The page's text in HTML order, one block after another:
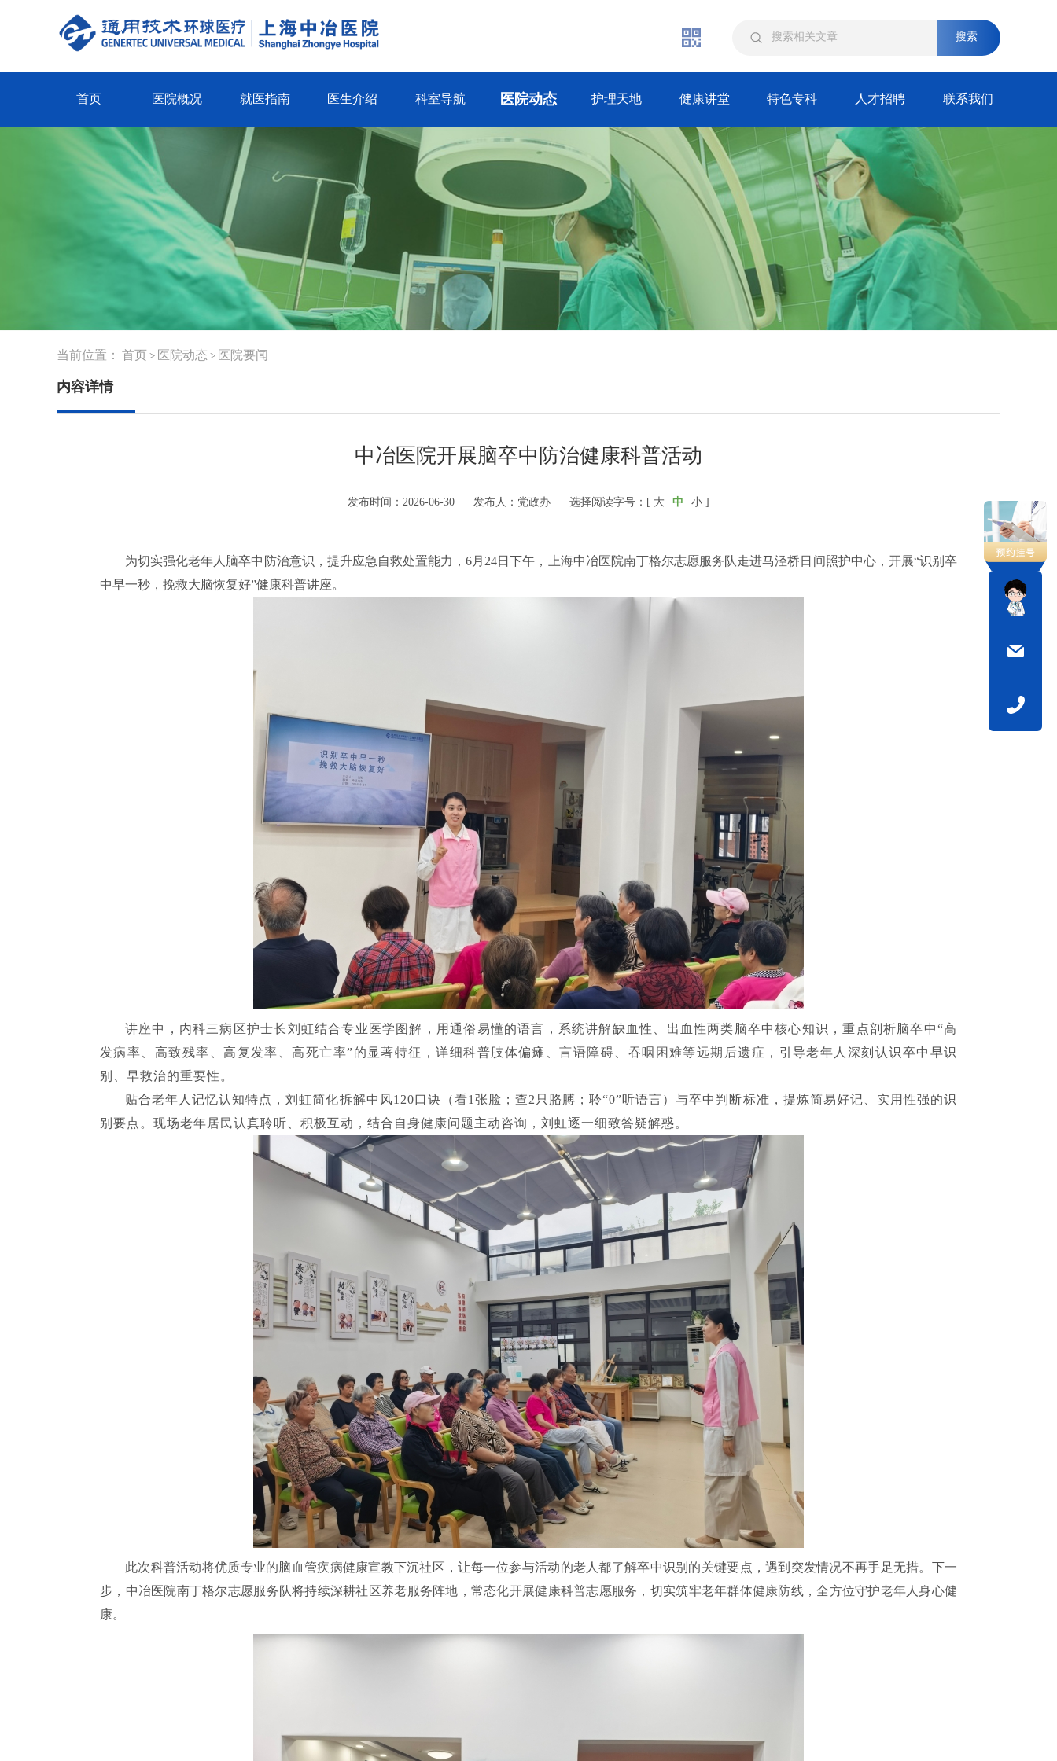
搜索
首页 医院概况 就医指南 医生介绍 科室导航 医院动态 护理天地 健康讲堂 特色专科 人才招聘 联系我们
当前位置： 首页 > 医院动态 > 医院要闻
内容详情
中冶医院开展脑卒中防治健康科普活动
发布时间：2026-06-30 发布人：党政办 选择阅读字号：[ 大 中 小 ]
为切实强化老年人脑卒中防治意识，提升应急自救处置能力，6月24日下午，上海中冶医院南丁格尔志愿服务队走进马泾桥日间照护中心，开展“识别卒
中早一秒，挽救大脑恢复好”健康科普讲座。
讲座中，内科三病区护士长刘虹结合专业医学图解，用通俗易懂的语言，系统讲解缺血性、出血性两类脑卒中核心知识，重点剖析脑卒中“高
发病率、高致残率、高复发率、高死亡率”的显著特征，详细科普肢体偏瘫、言语障碍、吞咽困难等远期后遗症，引导老年人深刻认识卒中早识
别、早救治的重要性。
贴合老年人记忆认知特点，刘虹简化拆解中风120口诀（看1张脸；查2只胳膊；聆“0”听语言）与卒中判断标准，提炼简易好记、实用性强的识
别要点。现场老年居民认真聆听、积极互动，结合自身健康问题主动咨询，刘虹逐一细致答疑解惑。
此次科普活动将优质专业的脑血管疾病健康宣教下沉社区，让每一位参与活动的老人都了解卒中识别的关键要点，遇到突发情况不再手足无措。下一
步，中冶医院南丁格尔志愿服务队将持续深耕社区养老服务阵地，常态化开展健康科普志愿服务，切实筑牢老年群体健康防线，全方位守护老年人身心健
康。